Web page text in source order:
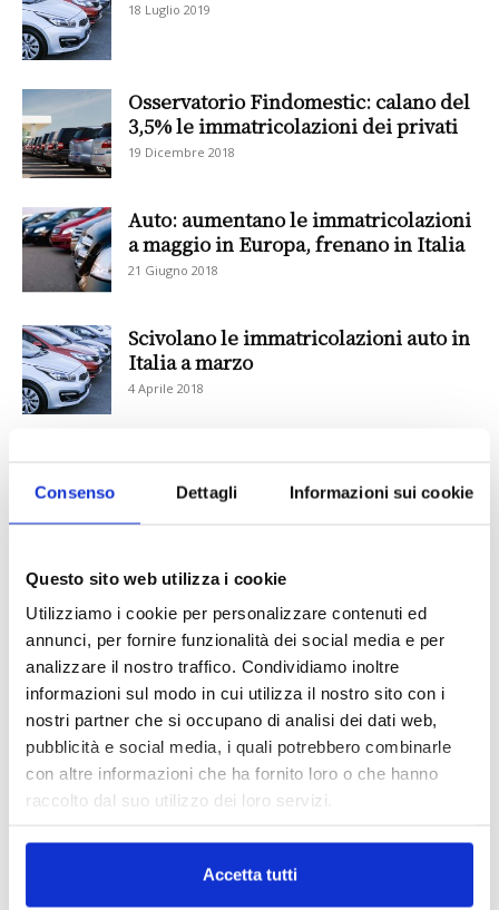
Consenso Dettagli Informazioni sui cookie
Questo sito web utilizza i cookie
Utilizziamo i cookie per personalizzare contenuti ed
annunci, per fornire funzionalità dei social media e per
analizzare il nostro traffico. Condividiamo inoltre
informazioni sul modo in cui utilizza il nostro sito con i
nostri partner che si occupano di analisi dei dati web,
pubblicità e social media, i quali potrebbero combinarle
con altre informazioni che ha fornito loro o che hanno
raccolto dal suo utilizzo dei loro servizi.
Accetta tutti
18 Luglio 2019
Osservatorio Findomestic: calano del
3,5% le immatricolazioni dei privati
19 Dicembre 2018
Auto: aumentano le immatricolazioni
a maggio in Europa, frenano in Italia
21 Giugno 2018
Scivolano le immatricolazioni auto in
Italia a marzo
4 Aprile 2018
AGOSTO 2026
30 Giugno 2026